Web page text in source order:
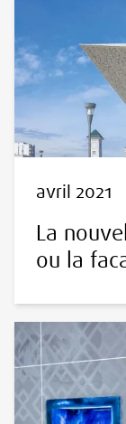
avril 2021
La
ou la